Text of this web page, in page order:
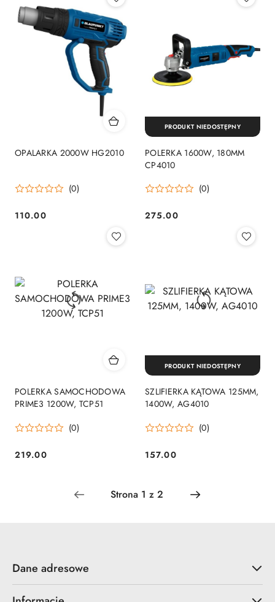
OPALARKA 2000W HG2010
(0)
Cena:
110.00
POLERKA 1600W, 180MM
CP4010
(0)
Cena:
275.00
PRODUKT NIEDOSTĘPNY
POLERKA SAMOCHODOWA
PRIME3 1200W, TCP51
(0)
Cena:
219.00
SZLIFIERKA KĄTOWA 125MM,
1400W, AG4010
(0)
Cena:
157.00
PRODUKT NIEDOSTĘPNY
Dane adresowe